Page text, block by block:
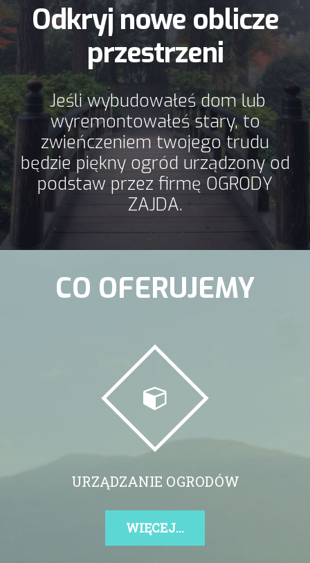
Odkryj nowe oblicze
przestrzeni
Jeśli wybudowałeś dom lub
wyremontowałeś stary, to
zwieńczeniem twojego trudu
będzie piękny ogród urządzony od
podstaw przez firmę OGRODY
ZAJDA.
CO OFERUJEMY
URZĄDZANIE OGRODÓW
WIĘCEJ...